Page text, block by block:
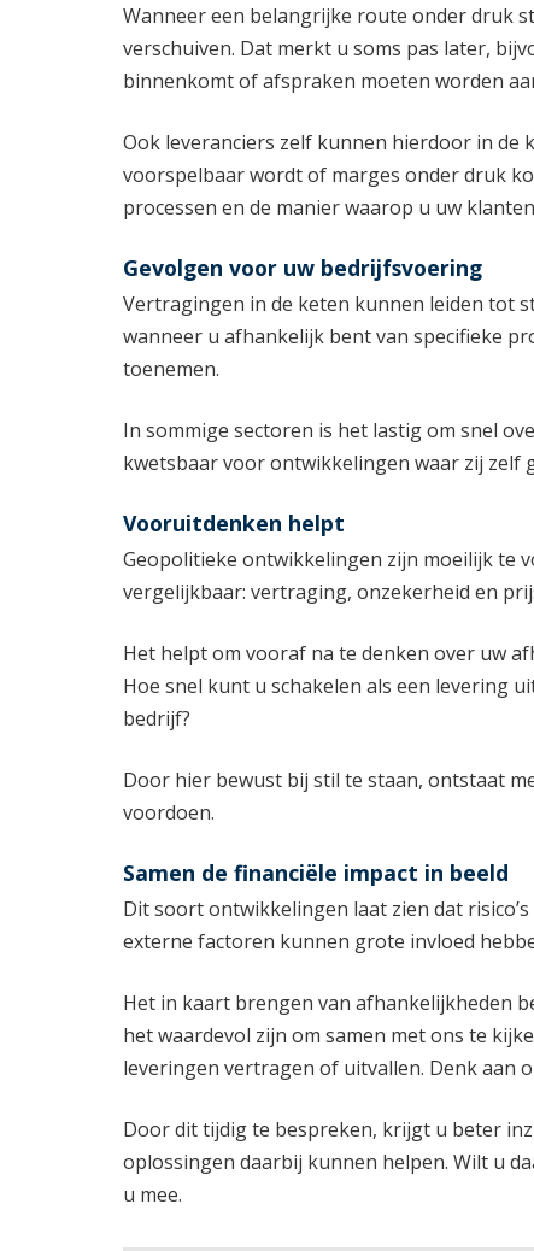
Wanneer een belangrijke route onder druk
verschuiven. Dat merkt u soms pas later,
binnenkomt of afspraken moeten worden
Ook leveranciers zelf kunnen hierdoor in
voorspelbaar wordt of marges onder druk
processen en de manier waarop u uw
Gevolgen voor uw bedrijfsvoering
Vertragingen in de keten kunnen leiden tot
wanneer u afhankelijk bent van specifieke
toenemen.
In sommige sectoren is het lastig om snel
kwetsbaar voor ontwikkelingen waar zij zelf
Vooruitdenken helpt
Geopolitieke ontwikkelingen zijn moeilijk te
vergelijkbaar: vertraging, onzekerheid en
Het helpt om vooraf na te denken over uw
Hoe snel kunt u schakelen als een levering
bedrijf?
Door hier bewust bij stil te staan, ontstaat
voordoen.
Samen de financiële impact in beeld
Dit soort ontwikkelingen laat zien dat
externe factoren kunnen grote invloed
Het in kaart brengen van afhankelijkheden
het waardevol zijn om samen met ons te
leveringen vertragen of uitvallen. Denk aan
Door dit tijdig te bespreken, krijgt u beter
oplossingen daarbij kunnen helpen. Wilt u
u mee.